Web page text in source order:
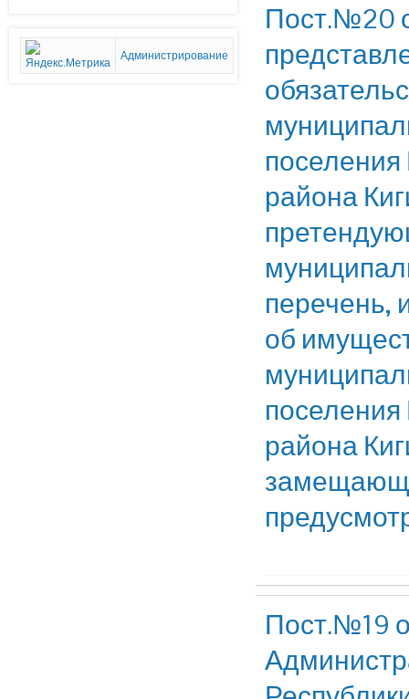
Администрирование
Пост.№20
района
перечень,
об
района
Пост.№19